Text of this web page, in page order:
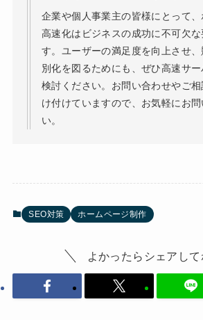
企業や個人事業主の皆様にとって
高速化はビジネスの成功に不可欠
す。ユーザーの満足度を向上させ
別化を図るためにも、ぜひ高速サ
検討ください。お問い合わせやご
け付けていますので、お気軽にお
い。
SEO対策 ホームページ制作
よかったらシェアして